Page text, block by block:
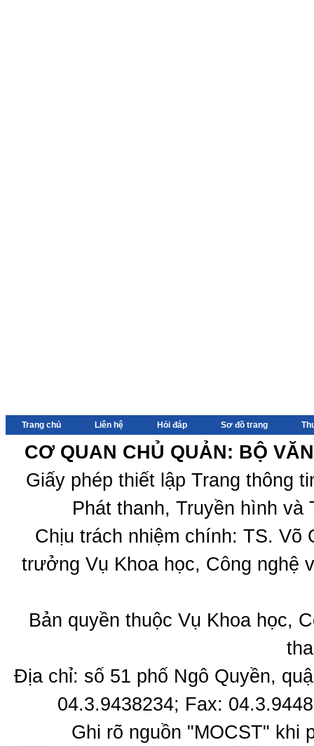
Trang chủ Liên hệ Hỏi đáp Sơ đồ trang
CƠ QUAN CHỦ QUẢN: BỘ
Giấy phép thiết lập Trang thông
Phát thanh, Truyền hình
Chịu trách nhiệm chính: TS.
trưởng Vụ Khoa học, Công nghệ
Bản quyền thuộc Vụ Khoa học,
Địa chỉ: số 51 phố Ngô Quyền,
04.3.9438234; Fax:
Ghi rõ nguồn "MOCST" khi